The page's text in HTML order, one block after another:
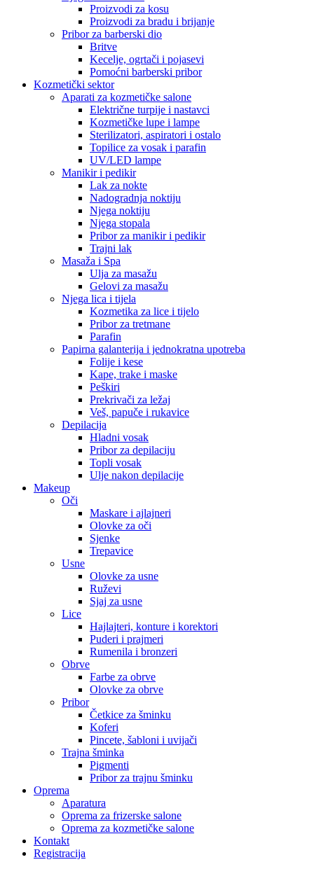
Proizvodi za kosu
Proizvodi za bradu i brijanje
Pribor za barberski dio
Britve
Kecelje, ogrtači i pojasevi
Pomoćni barberski pribor
Kozmetički sektor
Aparati za kozmetičke salone
Električne turpije i nastavci
Kozmetičke lupe i lampe
Sterilizatori, aspiratori i ostalo
Topilice za vosak i parafin
UV/LED lampe
Manikir i pedikir
Lak za nokte
Nadogradnja noktiju
Njega noktiju
Njega stopala
Pribor za manikir i pedikir
Trajni lak
Masaža i Spa
Ulja za masažu
Gelovi za masažu
Njega lica i tijela
Kozmetika za lice i tijelo
Pribor za tretmane
Parafin
Papirna galanterija i jednokratna upotreba
Folije i kese
Kape, trake i maske
Peškiri
Prekrivači za ležaj
Veš, papuče i rukavice
Depilacija
Hladni vosak
Pribor za depilaciju
Topli vosak
Ulje nakon depilacije
Makeup
Oči
Maskare i ajlajneri
Olovke za oči
Sjenke
Trepavice
Usne
Olovke za usne
Ruževi
Sjaj za usne
Lice
Hajlajteri, konture i korektori
Puderi i prajmeri
Rumenila i bronzeri
Obrve
Farbe za obrve
Olovke za obrve
Pribor
Četkice za šminku
Koferi
Pincete, šabloni i uvijači
Trajna šminka
Pigmenti
Pribor za trajnu šminku
Oprema
Aparatura
Oprema za frizerske salone
Oprema za kozmetičke salone
Kontakt
Registracija